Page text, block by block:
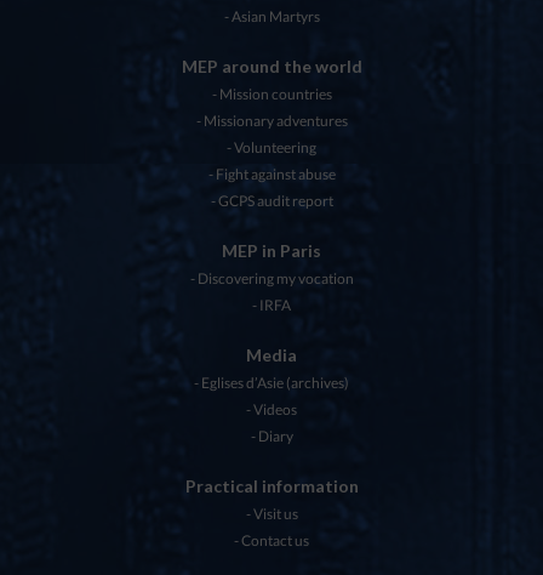
Asian Martyrs
MEP around the world
Mission countries
Missionary adventures
Volunteering
Fight against abuse
GCPS audit report
MEP in Paris
Discovering my vocation
IRFA
Media
Eglises d’Asie (archives)
Videos
Diary
Practical information
Visit us
Contact us